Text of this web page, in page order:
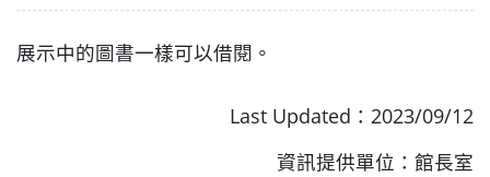
展示中的圖書一樣可以借閱。
Last Updated：2023/09/12
資訊提供單位：館長室